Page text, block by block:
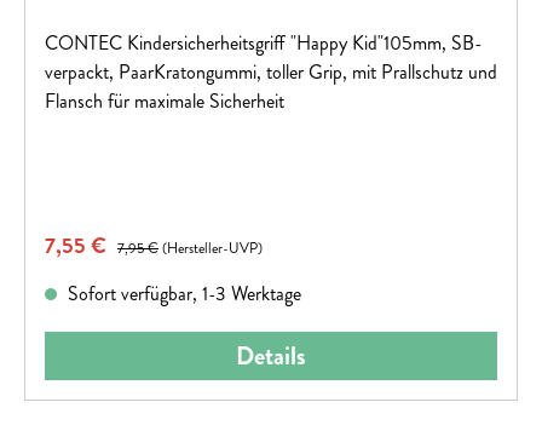
CONTEC Kindersicherheitsgriff "Happy Kid"105mm, SB-
verpackt, PaarKratongummi, toller Grip, mit Prallschutz und
Flansch für maximale Sicherheit
Verkaufspreis:
7,55 € Regulärer Preis:
7,95 €(Hersteller-UVP)
Sofort verfügbar, 1-3 Werktage
Details